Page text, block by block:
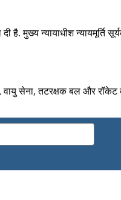
है. मुख्‍य न्‍यायाधीश न्‍यायमूर्ति
वायु सेना, तटरक्षक बल और